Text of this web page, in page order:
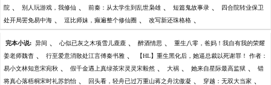
院 、 别人玩游戏，我修仙 、 前秦：从太学生到乱世枭雄 、 短篇鬼故事录 、 四合院转业保卫
处开局罢免易中海 、 逗比师妹，癫遍整个修仙圈 、 改写新还珠格格 、
完本小说: 异间 、 心似已灰之木项雪儿鹿鹿 、 醉酒情思 、 重生八零，爸妈！我自有我的荣耀
姜老师魏杳 、 行至爱意消散处江言傅秦书雅 、 【HL】重生黑化后，她逼总裁以死谢罪！ 作者：
易小文林知意宋宛秋 、 假千金遇上真绿茶宋灵灵宋毅然 、 大祸 、 她来自星际最高监狱 、 错
将真心落梧桐宋时礼苏韵怡 、 回头看，轻舟已过万重山蒋之舟沈傲凝 、 穿越：无双大当家 、